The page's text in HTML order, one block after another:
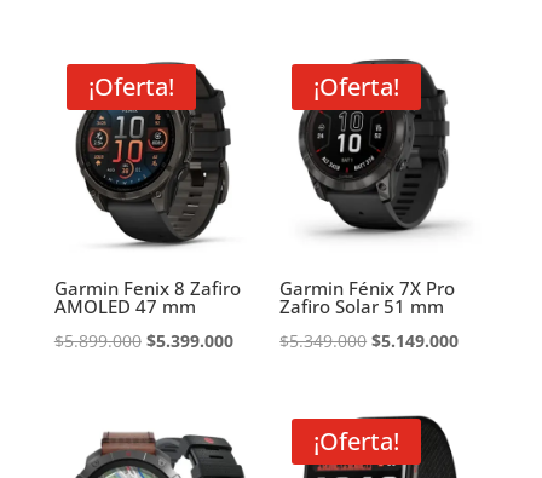
¡Oferta!
Garmin Fenix 8 Zafiro
AMOLED 47 mm
$5.899.000 El
era:
$5.899.000.
$5.399.000El
$5.399.000.
¡Oferta!
Garmin Fénix 7X Pro
Zafiro Solar 51 mm
$5.349.000 El
era:
$5.349.000.
$5.149.000El
¡Oferta!